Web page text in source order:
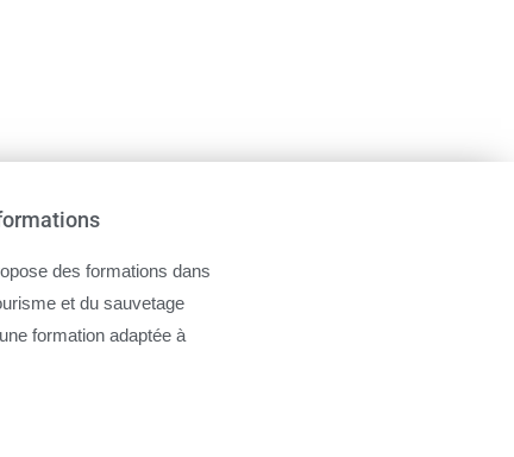
des formations dans
et du sauvetage
formation adaptée à